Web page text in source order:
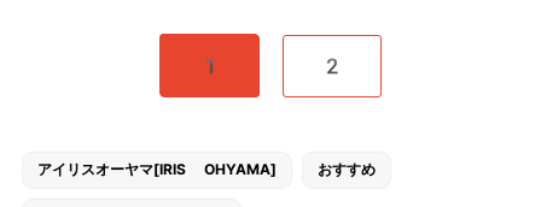
1 2
アイリスオーヤマ[IRIS OHYAMA] おすすめ